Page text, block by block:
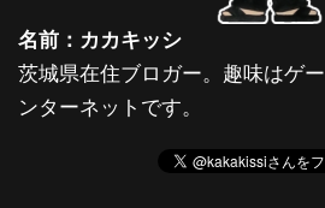
名前：カカキッシ
茨城県在住ブロガー。趣味はゲ
ンターネットです。